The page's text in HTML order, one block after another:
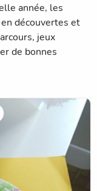
année, les
découvertes et
jeux
de bonnes
à la
récupération,
qui leur a
de tester leur
et leurs sourires.
d'été et
! 🌞🎉